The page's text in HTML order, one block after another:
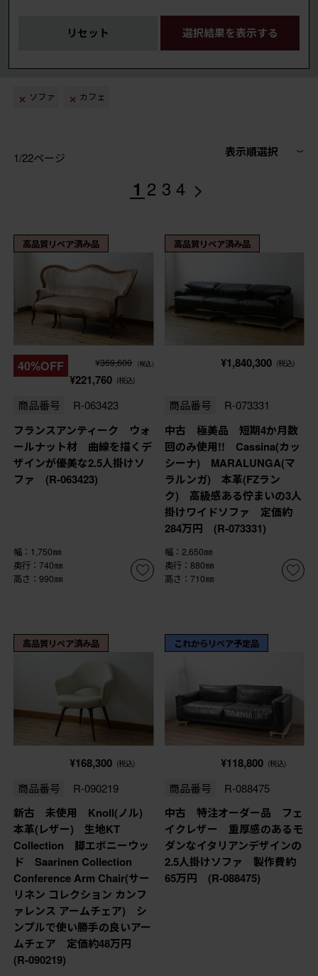
リセット 選択結果を表示する
ソファ カフェ
1/22ページ 表示順選択
1 2 3 4 >
高品質リペア済み品
40%OFF ¥369,600 (税込)
¥221,760 (税込)
商品番号 R-063423
フランスアンティーク ウォ
ールナット材 曲線を描くデ
ザインが優美な2.5人掛けソ
ファ (R-063423)
幅：1,750㎜
奥行：740㎜
高さ：990㎜
高品質リペア済み品
¥1,840,300 (税込)
商品番号 R-073331
中古 極美品 短期4か月数
回のみ使用!! Cassina(カッ
シーナ) MARALUNGA(マ
ラルンガ) 本革(FZラン
ク) 高級感ある佇まいの3人
掛けワイドソファ 定価約
284万円 (R-073331)
幅：2,650㎜
奥行：880㎜
高さ：710㎜
高品質リペア済み品
¥168,300 (税込)
商品番号 R-090219
新古 未使用 Knoll(ノル)
本革(レザー) 生地KT
Collection 脚エボニーウッ
ド Saarinen Collection
Conference Arm Chair(サー
リネン コレクション カンフ
ァレンス アームチェア) シ
ンプルで使い勝手の良いアー
ムチェア 定価約48万円
(R-090219)
これからリペア予定品
¥118,800 (税込)
商品番号 R-088475
中古 特注オーダー品 フェ
イクレザー 重厚感のあるモ
ダンなイタリアンデザインの
2.5人掛けソファ 製作費約
65万円 (R-088475)